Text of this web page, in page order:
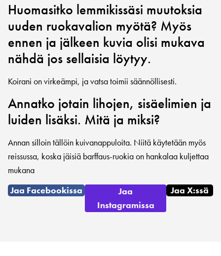
Huomasitko lemmikissäsi muutoksia
uuden ruokavalion myötä? Myös
ennen ja jälkeen kuvia olisi mukava
nähdä jos sellaisia löytyy.
Koirani on virkeämpi, ja vatsa toimii säännöllisesti.
Annatko jotain lihojen, sisäelimien ja
luiden lisäksi. Mitä ja miksi?
Annan silloin tällöin kuivanappuloita. Niitä käytetään myös
reissussa, koska jäisiä barffaus-ruokia on hankalaa kuljettaa
mukana
Jaa Facebookissa
Jaa
Instagramissa
Jaa X:ssä